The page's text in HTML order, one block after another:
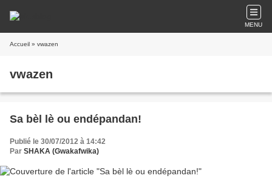
MENU
Accueil » vwazen
vwazen
Sa bèl lè ou endépandan!
Publié le 30/07/2012 à 14:42
Par SHAKA (Gwakafwika)